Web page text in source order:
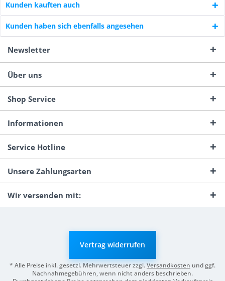
Kunden kauften auch
Kunden haben sich ebenfalls angesehen
Newsletter
Über uns
Shop Service
Informationen
Service Hotline
Unsere Zahlungsarten
Wir versenden mit:
Vertrag widerrufen
* Alle Preise inkl. gesetzl. Mehrwertsteuer zzgl.Versandkosten und ggf.
Nachnahmegebühren, wenn nicht anders beschrieben.